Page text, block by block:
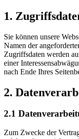
1.
Sie können unsere
Namen der
Zugriffsdaten werden
einer
nach Ende Ihres
2.
2.1
Zum Zwecke der